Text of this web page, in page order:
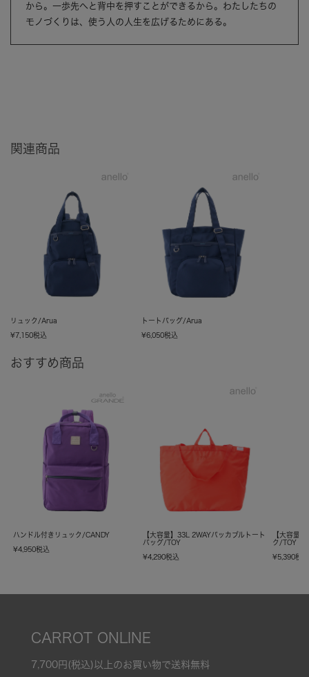
から。一歩先へと背中を押すことができるから。わたしたちの
モノづくりは、使う人の人生を広げるためにある。
関連商品
リュック/Arua
¥7,150税込
トートバッグ/Arua
¥6,050税込
おすすめ商品
ハンドル付きリュック/CANDY
¥4,950税込
【大容量】33L 2WAYパッカブルトート
バッグ/TOY
¥4,290税込
【大容量
ク/TOY
¥5,390税込
CARROT ONLINE
7,700円(税込)以上のお買い物で送料無料